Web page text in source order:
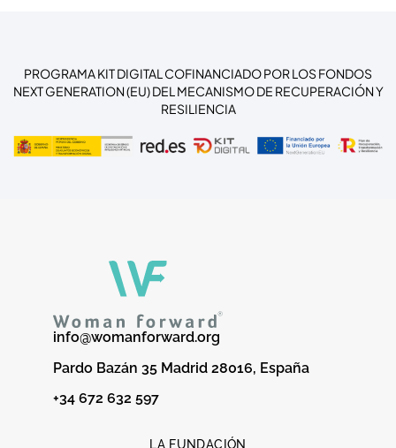
PROGRAMA KIT DIGITAL COFINANCIADO POR LOS FONDOS
NEXT GENERATION (EU) DEL MECANISMO DE RECUPERACIÓN Y
RESILIENCIA
info@womanforward.org
Pardo Bazán 35 Madrid 28016, España
+34 672 632 597
LA FUNDACIÓN